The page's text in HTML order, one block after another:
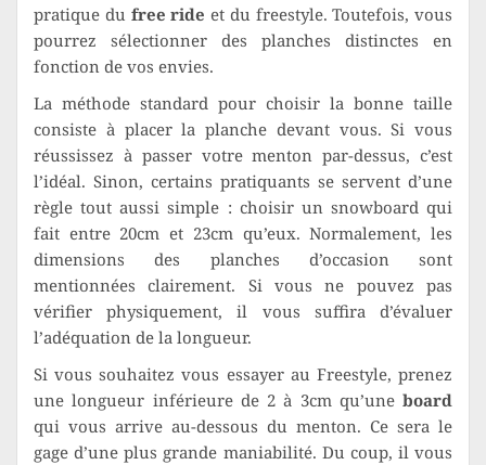
pratique du free ride et du freestyle. Toutefois, vous
pourrez sélectionner des planches distinctes en
fonction de vos envies.
La méthode standard pour choisir la bonne taille
consiste à placer la planche devant vous. Si vous
réussissez à passer votre menton par-dessus, c’est
l’idéal. Sinon, certains pratiquants se servent d’une
règle tout aussi simple : choisir un snowboard qui
fait entre 20cm et 23cm qu’eux. Normalement, les
dimensions des planches d’occasion sont
mentionnées clairement. Si vous ne pouvez pas
vérifier physiquement, il vous suffira d’évaluer
l’adéquation de la longueur.
Si vous souhaitez vous essayer au Freestyle, prenez
une longueur inférieure de 2 à 3cm qu’uneboard
qui vous arrive au-dessous du menton. Ce sera le
gage d’une plus grande maniabilité. Du coup, il vous